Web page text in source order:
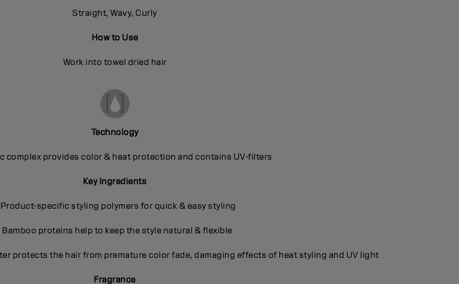
Straight, Wavy, Curly
How to Use
Work into towel dried hair
Technology
complex provides color & heat protection and contains UV-filters
Key Ingredients
specific styling polymers for quick & easy styling
Bamboo proteins help to keep the style natural & flexible
protects the hair from premature color fade, damaging effects of heat styling and UV light
Fragrance